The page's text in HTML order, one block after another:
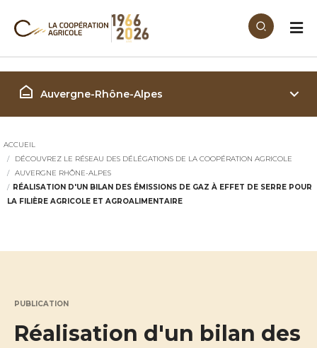
Région Auvergne-Rhône-
Auvergne-Rhône-Alpes
ACCUEIL
DÉCOUVREZ LE RÉSEAU DES DÉLÉGATIONS DE LA COOPÉRATION AGRICOLE
AUVERGNE RHÔNE-ALPES
RÉALISATION D'UN BILAN DES ÉMISSIONS DE GAZ À EFFET DE SERRE POUR
LA FILIÈRE AGRICOLE ET AGROALIMENTAIRE
PUBLICATION
Réalisation d'un bilan des